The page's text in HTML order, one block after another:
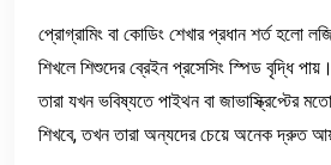
প্রোগ্রামিং বা কোডিং শেখার প্রধান শর্ত হলো
শিখলে শিশুদের ব্রেইন প্রসেসিং স্পিড বৃদ্ধি পায়।
তারা যখন ভবিষ্যতে পাইথন বা জাভাস্ক্রিপ্টের
শিখবে, তখন তারা অন্যদের চেয়ে অনেক দ্রুত